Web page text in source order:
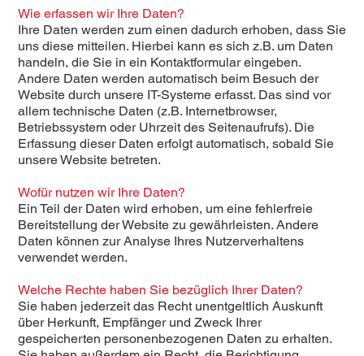
Wie erfassen wir Ihre Daten?
Ihre Daten werden zum einen dadurch erhoben, dass Sie
uns diese mitteilen. Hierbei kann es sich z.B. um Daten
handeln, die Sie in ein Kontaktformular eingeben.
Andere Daten werden automatisch beim Besuch der
Website durch unsere IT-Systeme erfasst. Das sind vor
allem technische Daten (z.B. Internetbrowser,
Betriebssystem oder Uhrzeit des Seitenaufrufs). Die
Erfassung dieser Daten erfolgt automatisch, sobald Sie
unsere Website betreten.
Wofür nutzen wir Ihre Daten?
Ein Teil der Daten wird erhoben, um eine fehlerfreie
Bereitstellung der Website zu gewährleisten. Andere
Daten können zur Analyse Ihres Nutzerverhaltens
verwendet werden.
Welche Rechte haben Sie bezüglich Ihrer Daten?
Sie haben jederzeit das Recht unentgeltlich Auskunft
über Herkunft, Empfänger und Zweck Ihrer
gespeicherten personenbezogenen Daten zu erhalten.